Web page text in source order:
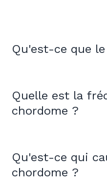
Qu'est-ce que
Quelle est la
chordome ?
Qu'est-ce qui
chordome ?